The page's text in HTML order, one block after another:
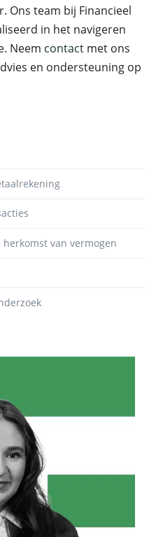
Ons team bij Financieel
in het navigeren
Neem contact met ons
en ondersteuning op
van vermogen